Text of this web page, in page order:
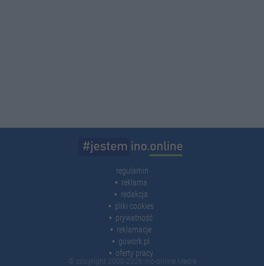
regulamin
reklama
redakcja
pliki cookies
prywatność
reklamacje
gowork.pl
oferty pracy
© copyright 2000-2026 Ino-online Media